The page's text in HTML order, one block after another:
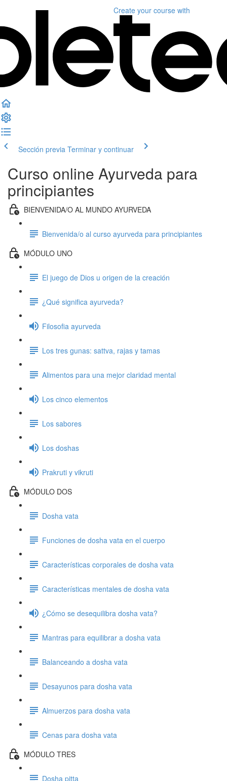
Create your course with
Sección previa Terminar y continuar
Curso online Ayurveda para
principiantes
BIENVENIDA/O AL MUNDO AYURVEDA
Bienvenida/o al curso ayurveda para principiantes
MÓDULO UNO
El juego de Dios u origen de la creación
¿Qué significa ayurveda?
Filosofia ayurveda
Los tres gunas: sattva, rajas y tamas
Alimentos para una mejor claridad mental
Los cinco elementos
Los sabores
Los doshas
Prakruti y vikruti
MÓDULO DOS
Dosha vata
Funciones de dosha vata en el cuerpo
Características corporales de dosha vata
Características mentales de dosha vata
¿Cómo se desequilibra dosha vata?
Mantras para equilibrar a dosha vata
Balanceando a dosha vata
Desayunos para dosha vata
Almuerzos para dosha vata
Cenas para dosha vata
MÓDULO TRES
Dosha pitta